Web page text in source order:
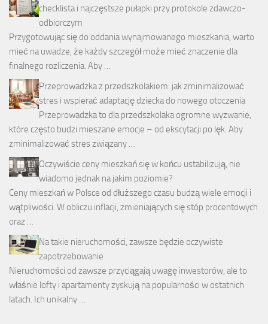
checklista i najczęstsze pułapki przy protokole zdawczo-
odbiorczym
Przygotowując się do oddania wynajmowanego mieszkania, warto
mieć na uwadze, że każdy szczegół może mieć znaczenie dla
finalnego rozliczenia. Aby …
Przeprowadzka z przedszkolakiem: jak zminimalizować
stres i wspierać adaptację dziecka do nowego otoczenia
Przeprowadzka to dla przedszkolaka ogromne wyzwanie,
które często budzi mieszane emocje – od ekscytacji po lęk. Aby
zminimalizować stres związany …
Oczywiście ceny mieszkań się w końcu ustabilizują, nie
wiadomo jednak na jakim poziomie?
Ceny mieszkań w Polsce od dłuższego czasu budzą wiele emocji i
wątpliwości. W obliczu inflacji, zmieniających się stóp procentowych
oraz …
Na takie nieruchomości, zawsze będzie oczywiste
zapotrzebowanie
Nieruchomości od zawsze przyciągają uwagę inwestorów, ale to
właśnie lofty i apartamenty zyskują na popularności w ostatnich
latach. Ich unikalny …